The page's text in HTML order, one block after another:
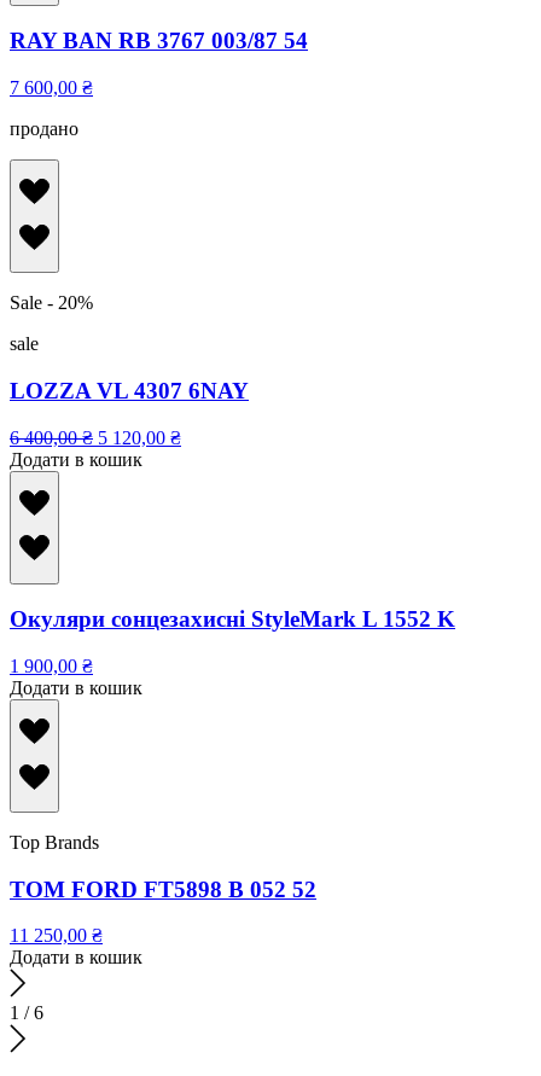
RAY BAN RB 3767 003/87 54
7 600,00 ₴
продано
Sale - 20%
sale
LOZZA VL 4307 6NAY
6 400,00₴ 5 120,00 ₴
Додати в кошик
Окуляри сонцезахисні StyleMark L 1552 K
1 900,00 ₴
Додати в кошик
Top Brands
TOM FORD FT5898 B 052 52
11 250,00 ₴
Додати в кошик
1 /6